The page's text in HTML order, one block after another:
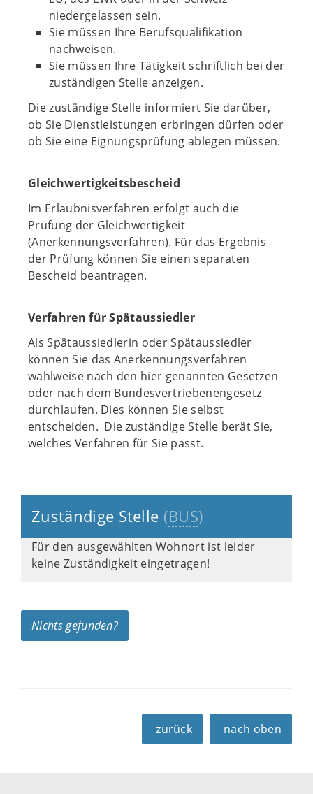
niedergelassen sein.
Sie müssen Ihre Berufsqualifikation
nachweisen.
Sie müssen Ihre Tätigkeit schriftlich bei der
zuständigen Stelle anzeigen.
Die zuständige Stelle informiert Sie darüber,
ob Sie Dienstleistungen erbringen dürfen oder
ob Sie eine Eignungsprüfung ablegen müssen.
Gleichwertigkeitsbescheid
Im Erlaubnisverfahren erfolgt auch die
Prüfung der Gleichwertigkeit
(Anerkennungsverfahren). Für das Ergebnis
der Prüfung können Sie einen separaten
Bescheid beantragen.
Verfahren für Spätaussiedler
Als Spätaussiedlerin oder Spätaussiedler
können Sie das Anerkennungsverfahren
wahlweise nach den hier genannten Gesetzen
oder nach dem Bundesvertriebenengesetz
durchlaufen. Dies können Sie selbst
entscheiden. Die zuständige Stelle berät Sie,
welches Verfahren für Sie passt.
Zuständige Stelle (BUS)
Für den ausgewählten Wohnort ist leider
keine Zuständigkeit eingetragen!
Nichts gefunden?
zurück nach oben